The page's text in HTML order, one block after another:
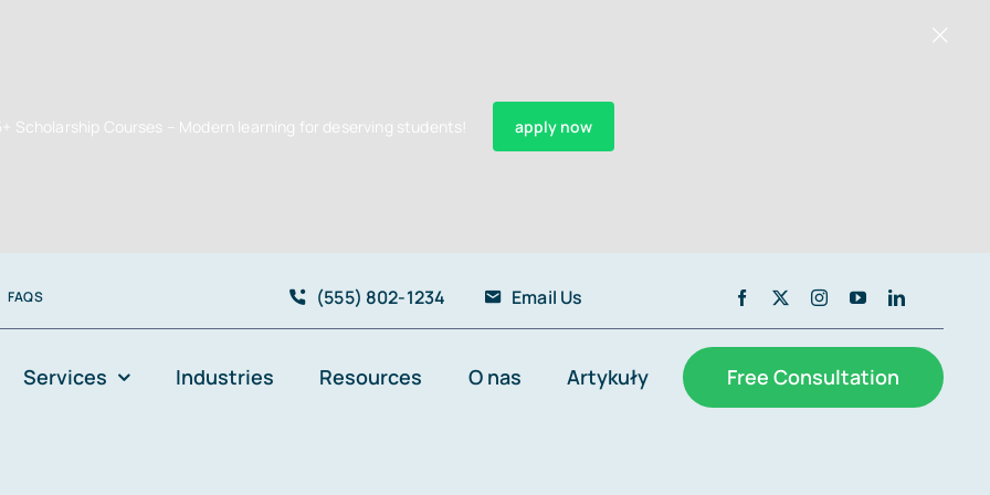
FAQS (555) 802-1234 Email Us
Services Industries Resources O nas Artykuły Free Consultation
Scholarship Courses – Modern learning for deserving students! apply now